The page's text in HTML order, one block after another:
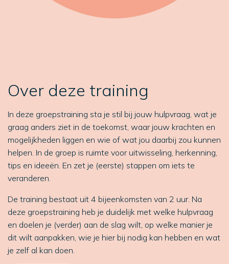
Over deze training
In deze groepstraining sta je stil bij jouw hulpvraag, wat je
graag anders ziet in de toekomst, waar jouw krachten en
mogelijkheden liggen en wie of wat jou daarbij zou kunnen
helpen. In de groep is ruimte voor uitwisseling, herkenning,
tips en ideeën. En zet je (eerste) stappen om iets te
veranderen.
De training bestaat uit 4 bijeenkomsten van 2 uur. Na
deze groepstraining heb je duidelijk met welke hulpvraag
en doelen je (verder) aan de slag wilt, op welke manier je
dit wilt aanpakken, wie je hier bij nodig kan hebben en wat
je zelf al kan doen.